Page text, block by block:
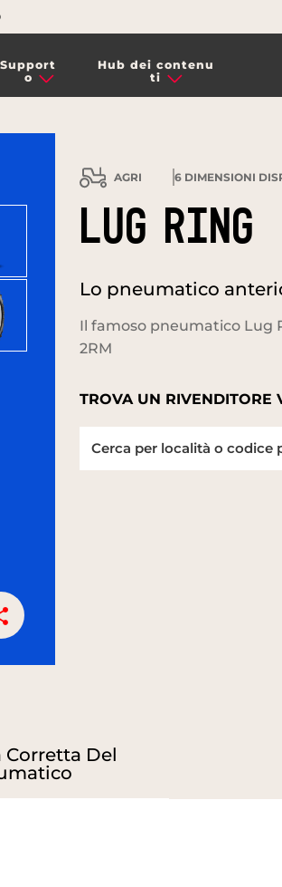
Support
o
Hub dei contenu
ti
AGRI 6DIMENSIONI
LUG RING
Lo pneumatico
Il famoso pneumatico Lug
2RM
TROVA UN RIVENDITORE
Corretta Del